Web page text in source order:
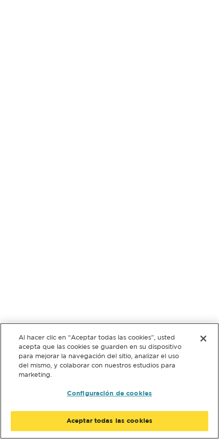
Al hacer clic en “Aceptar todas las cookies”, usted
acepta que las cookies se guarden en su dispositivo
para mejorar la navegación del sitio, analizar el uso
del mismo, y colaborar con nuestros estudios para
marketing.
Configuración de cookies
Aceptar todas las cookies